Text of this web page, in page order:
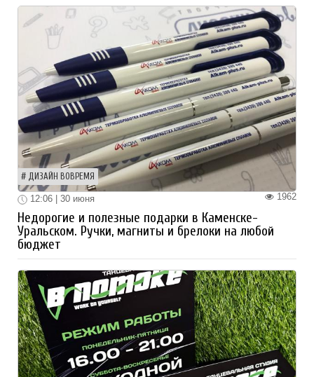
ДИЗАЙН ВОВРЕМЯ
1962
12:06 | 30 июня
Недорогие и полезные подарки в Каменске-
Уральском. Ручки, магниты и брелоки на любой
бюджет